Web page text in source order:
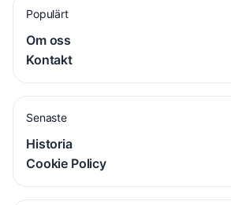
Populärt
Om oss
Kontakt
Senaste
Historia
Cookie Policy